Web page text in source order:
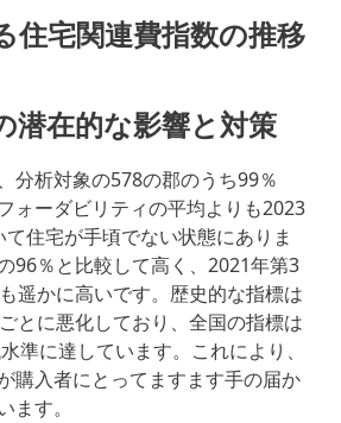
住宅関連費指数の推移
潜在的な影響と対策
分析対象の578の郡のうち99％
ォーダビリティの平均よりも2023
住宅が手頃でない状態にありま
96％と比較して高く、2021年第3
遥かに高いです。歴史的な指標は
とに悪化しており、全国の指標は
準に達しています。これにより、
購入者にとってますます手の届か
ます。